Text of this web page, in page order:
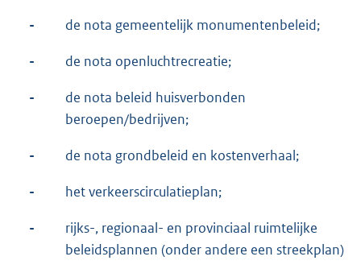
- de nota gemeentelijk monumentenbeleid;
- de nota openluchtrecreatie;
-
de nota beleid huisverbonden
beroepen/bedrijven;
- de nota grondbeleid en kostenverhaal;
- het verkeerscirculatieplan;
-
rijks-, regionaal- en provinciaal ruimtelijke
beleidsplannen (onder andere een streekplan)